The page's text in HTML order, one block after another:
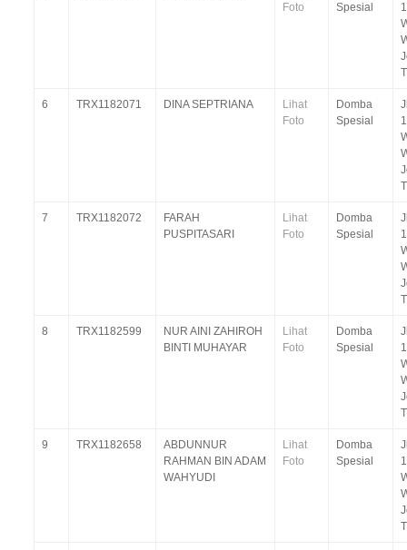
Foto
Spesial
6 TRX1182071 DINA SEPTRIANA
Lihat
Foto
Domba
Spesial
7 TRX1182072
FARAH
PUSPITASARI
Lihat
Foto
Domba
Spesial
8 TRX1182599
NUR AINI ZAHIROH
BINTI MUHAYAR
Lihat
Foto
Domba
Spesial
9 TRX1182658
ABDUNNUR
RAHMAN BIN ADAM
WAHYUDI
Lihat
Foto
Domba
Spesial